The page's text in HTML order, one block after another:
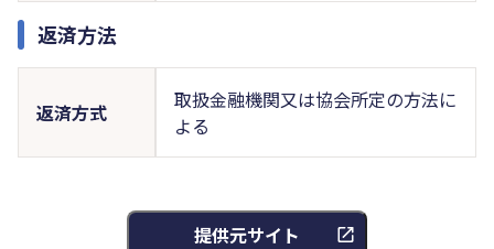
返済方法
返済方式
取扱金融機関又は協会所定の方法に
よる
提供元サイト